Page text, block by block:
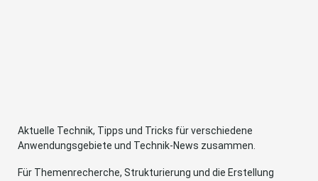
Aktuelle Technik, Tipps und Tricks für verschiedene
Anwendungsgebiete und Technik-News zusammen.
Für Themenrecherche, Strukturierung und die Erstellung